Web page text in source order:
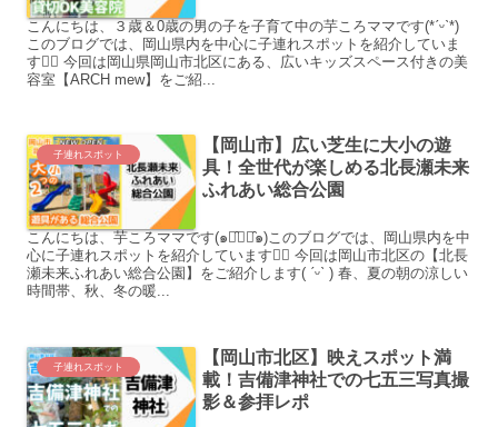
こんにちは、３歳＆0歳の男の子を子育て中の芋ころママです(*ˊᵕˋ*)
このブログでは、岡山県内を中心に子連れスポットを紹介していま
す♡⃛ 今回は岡山県岡山市北区にある、広いキッズスペース付きの美
容室【ARCH mew】をご紹...
子連れスポット
【岡山市】広い芝生に大小の遊
具！全世代が楽しめる北長瀬未来
ふれあい総合公園
こんにちは、芋ころママです(๑･̑◡･̑๑)このブログでは、岡山県内を中
心に子連れスポットを紹介しています♡⃛ 今回は岡山市北区の【北長
瀬未来ふれあい総合公園】をご紹介します( ˊᵕˋ ) 春、夏の朝の涼しい
時間帯、秋、冬の暖...
子連れスポット
【岡山市北区】映えスポット満
載！吉備津神社での七五三写真撮
影＆参拝レポ